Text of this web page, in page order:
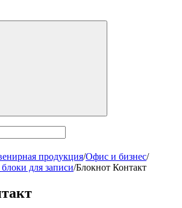
продукция/Офис и бизнес/
для записи/Блокнот Контакт